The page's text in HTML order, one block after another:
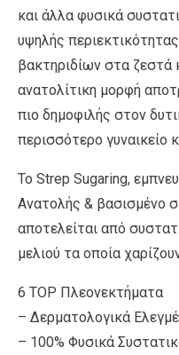
και άλλα φυσικά
υψηλής
βακτηριδίων στα ζεστά
ανατολίτικη μορφή
πιο δημοφιλής στον
περισσότερο γυναικείο
Το Strep Sugaring,
Ανατολής & βασισμένο
αποτελείται από
μελιού τα οποία
6 ΤOP Πλεονεκτήματα
– Δερματολογικά
– 100% Φυσικά